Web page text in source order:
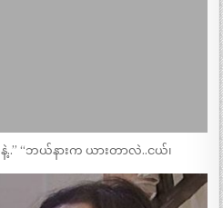
“ဘယ်နားက ယားတာလဲ..ငယ်၊